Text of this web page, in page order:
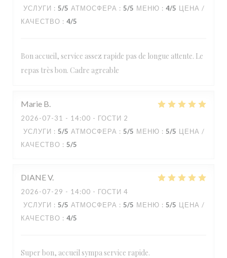
УСЛУГИ : 5/5 АТМОСФЕРА : 5/5 МЕНЮ : 4/5 ЦЕНА /
КАЧЕСТВО : 4/5
Bon accueil, service assez rapide pas de longue attente. Le
repas très bon. Cadre agreable
Marie B
2026-07-31 - 14:00 - ГОСТИ 2
УСЛУГИ : 5/5 АТМОСФЕРА : 5/5 МЕНЮ : 5/5 ЦЕНА /
КАЧЕСТВО : 5/5
DIANEV
2026-07-29 - 14:00 - ГОСТИ 4
УСЛУГИ : 5/5 АТМОСФЕРА : 5/5 МЕНЮ : 5/5 ЦЕНА /
КАЧЕСТВО : 4/5
Super bon, accueil sympa service rapide.